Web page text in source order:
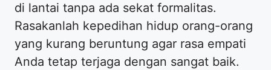
di lantai tanpa ada sekat formalitas.
Rasakanlah kepedihan hidup orang-orang
yang kurang beruntung agar rasa empati
Anda tetap terjaga dengan sangat baik.